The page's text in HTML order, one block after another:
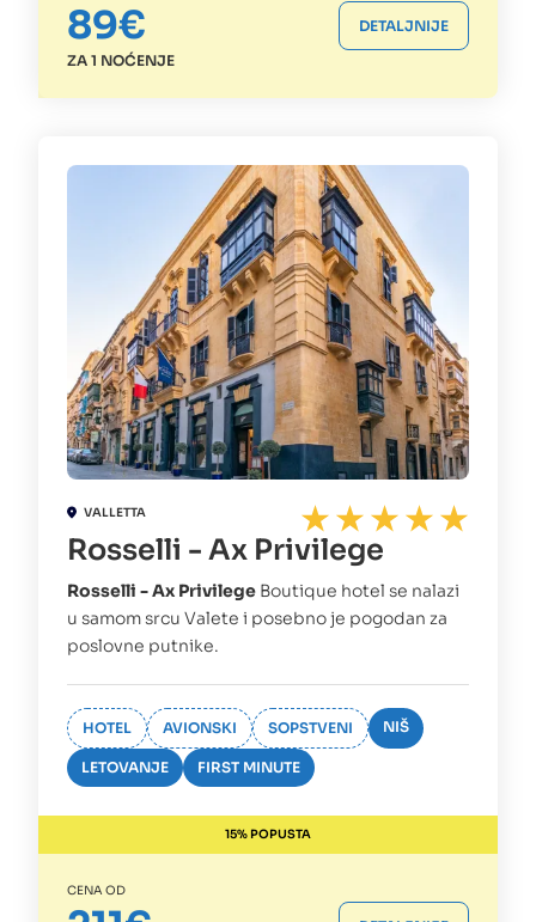
89€
ZA 1 NOĆENJE
DETALJNIJE
VALLETTA
Rosselli - Ax Privilege
Rosselli - Ax Privilege Boutique hotel se nalazi
u samom srcu Valete i posebno je pogodan za
poslovne putnike.
HOTEL AVIONSKI SOPSTVENI NIŠ
LETOVANJE FIRST MINUTE
15% POPUSTA
CENA OD